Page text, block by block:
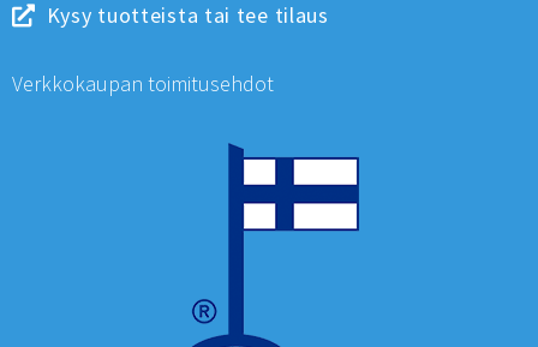
Kysy tuotteista tai tee tilaus
Verkkokaupan toimitusehdot